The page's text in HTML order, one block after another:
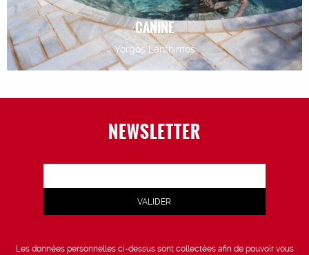
CANINE
Yorgos Lanthimos
NEWSLETTER
Les données personnelles ci-dessus sont collectées afin de pouvoir vous